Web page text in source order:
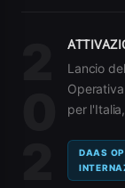
Lancio
per
DAAS